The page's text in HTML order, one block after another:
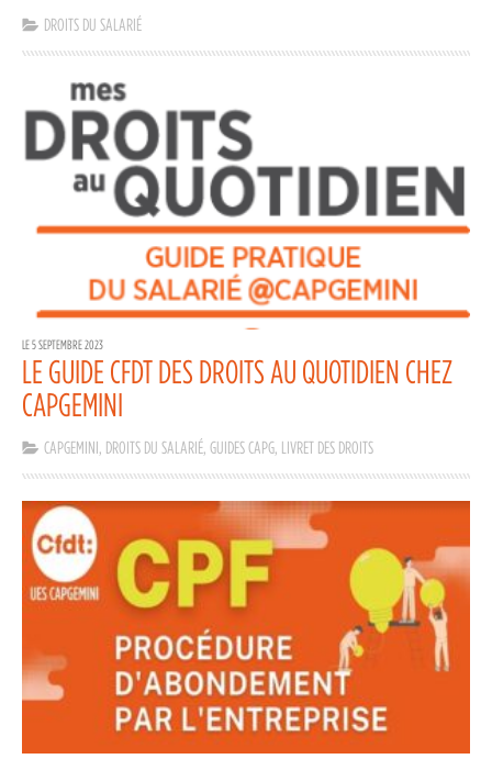
DROITS DU SALARIÉ
LE 5 SEPTEMBRE 2023
LE GUIDE CFDT DES DROITS AU QUOTIDIEN CHEZ
CAPGEMINI
CAPGEMINI, DROITS DU SALARIÉ, GUIDES CAPG, LIVRET DES DROITS